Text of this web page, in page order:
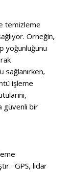
temizleme
Örneğin,
yoğunluğunu
işleme
güvenli bir
GPS, lidar